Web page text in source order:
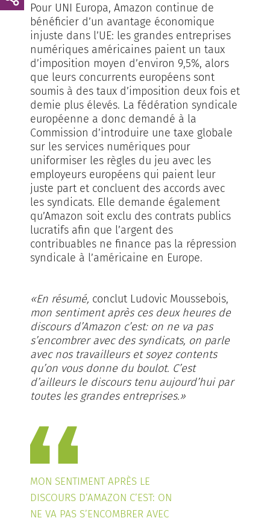
Pour UNI Europa, Amazon con­tinue de
bénéficier d’un avantage économique
injuste dans l’UE: les grandes entreprises
numériques amé­­ricaines pai­ent un taux
d’imposition moy­en d’environ 9,5%, alors
que leurs concurrents européens sont
soumis à des taux d’imposition deux fois et
demie plus élevés. La fédération syndicale
européenne a donc demandé à la
Commission d’introduire une taxe globale
sur les services numériques pour
uniformiser les règles du jeu avec les
employeurs européens qui paient leur
juste part et concluent des accords avec
les syndicats. Elle demande également
qu’Amazon soit exclu des contrats publics
lucratifs afin que l’argent des
contribuables ne finance pas la répression
syndica­le à l’américaine en Eu­­ro­pe.
«En résumé, con­clut Ludovic Moussebois,
mon senti­ment après ces deux heu­res de
discours d’Amazon c’est: on ne va pas
s’encombrer avec des syndicats, on parle
avec nos travailleurs et soyez contents
qu’on vous donne du boulot. C’est
d’ailleurs le discours tenu aujourd’hui par
toutes les grandes entreprises.»
MON SENTIMENT APRÈS LE
DISCOURS D’AMAZON C’EST: ON
NE VA PAS S’ENCOMBRER AVEC